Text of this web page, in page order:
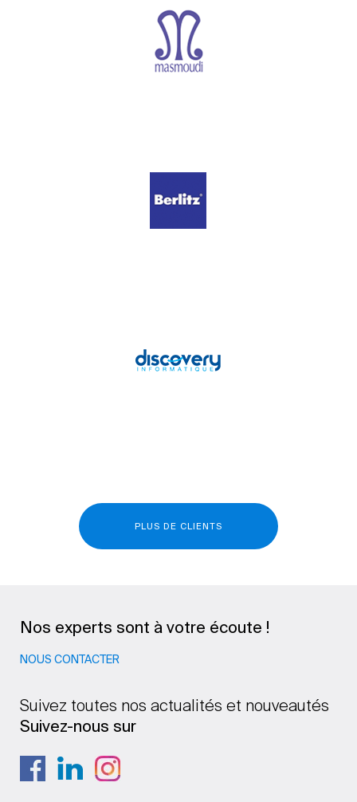
PLUS DE CLIENTS
Nos experts sont à votre écoute !
NOUS CONTACTER
Suivez toutes nos actualités et nouveautés
Suivez-nous sur